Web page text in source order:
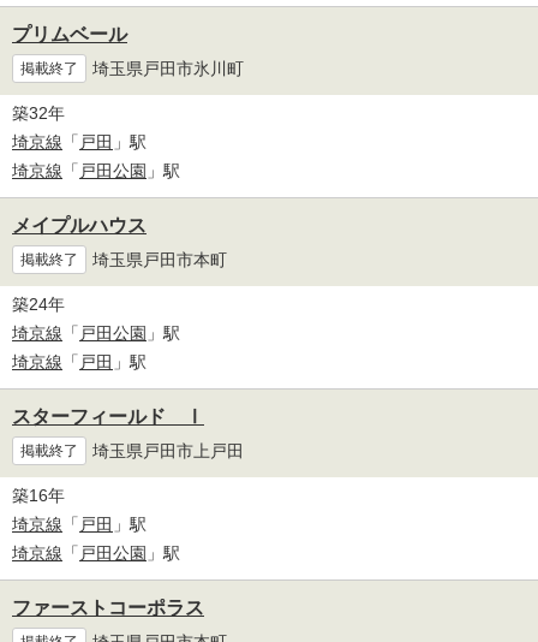
プリムベール
掲載終了 埼玉県戸田市氷川町
築32年
埼京線 「 戸田 」駅
埼京線 「 戸田公園 」駅
メイプルハウス
掲載終了 埼玉県戸田市本町
築24年
埼京線 「 戸田公園 」駅
埼京線 「 戸田 」駅
スターフィールド Ⅰ
掲載終了 埼玉県戸田市上戸田
築16年
埼京線 「 戸田 」駅
埼京線 「 戸田公園 」駅
ファーストコーポラス